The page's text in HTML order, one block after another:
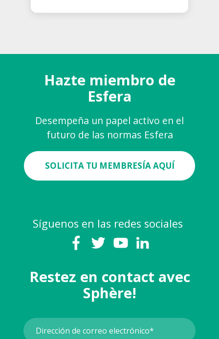
Hazte miembro de
Esfera
Desempeña un papel activo en el
futuro de las normas Esfera
SOLICITA TU MEMBRESÍA AQUÍ
Síguenos en las redes sociales
Restez en contact avec
Sphère!